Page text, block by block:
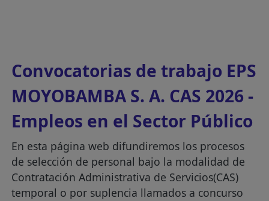
Convocatorias de trabajo EPS
MOYOBAMBA S. A. CAS 2026 -
Empleos en el Sector Público
En esta página web difundiremos los procesos
de selección de personal bajo la modalidad de
Contratación Administrativa de Servicios(CAS)
temporal o por suplencia llamados a concurso